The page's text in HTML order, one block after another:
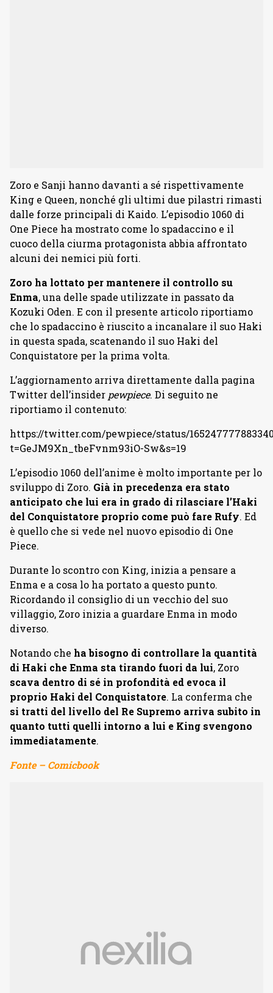
Zoro e Sanji hanno davanti a sé rispettivamente
King e Queen, nonché gli ultimi due pilastri rimasti
dalle forze principali di Kaido. L’episodio 1060 di
One Piece ha mostrato come lo spadaccino e il
cuoco della ciurma protagonista abbia affrontato
alcuni dei nemici più forti.
Zoro ha lottato per mantenere il controllo su
Enma, una delle spade utilizzate in passato da
Kozuki Oden. E con il presente articolo riportiamo
che lo spadaccino è riuscito a incanalare il suo Haki
in questa spada, scatenando il suo Haki del
Conquistatore per la prima volta.
L’aggiornamento arriva direttamente dalla pagina
Twitter dell’insider pewpiece. Di seguito ne
riportiamo il contenuto:
https://twitter.com/pewpiece/status/
t=GeJM9Xn_tbeFvnm93iO-Sw&s=19
L’episodio 1060 dell’anime è molto importante per lo
sviluppo di Zoro. Già in precedenza era stato
anticipato che lui era in grado di rilasciare l’Haki
del Conquistatore proprio come può fare Rufy. Ed
è quello che si vede nel nuovo episodio di One
Piece.
Durante lo scontro con King, inizia a pensare a
Enma e a cosa lo ha portato a questo punto.
Ricordando il consiglio di un vecchio del suo
villaggio, Zoro inizia a guardare Enma in modo
diverso.
Notando che ha bisogno di controllare la quantità
di Haki che Enma sta tirando fuori da lui, Zoro
scava dentro di sé in profondità ed evoca il
proprio Haki del Conquistatore. La conferma che
si tratti del livello del Re Supremo arriva subito in
quanto tutti quelli intorno a lui e King svengono
immediatamente.
Fonte – Comicbook